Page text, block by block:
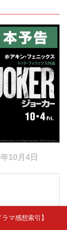
10月4日
ラマ感想索引】